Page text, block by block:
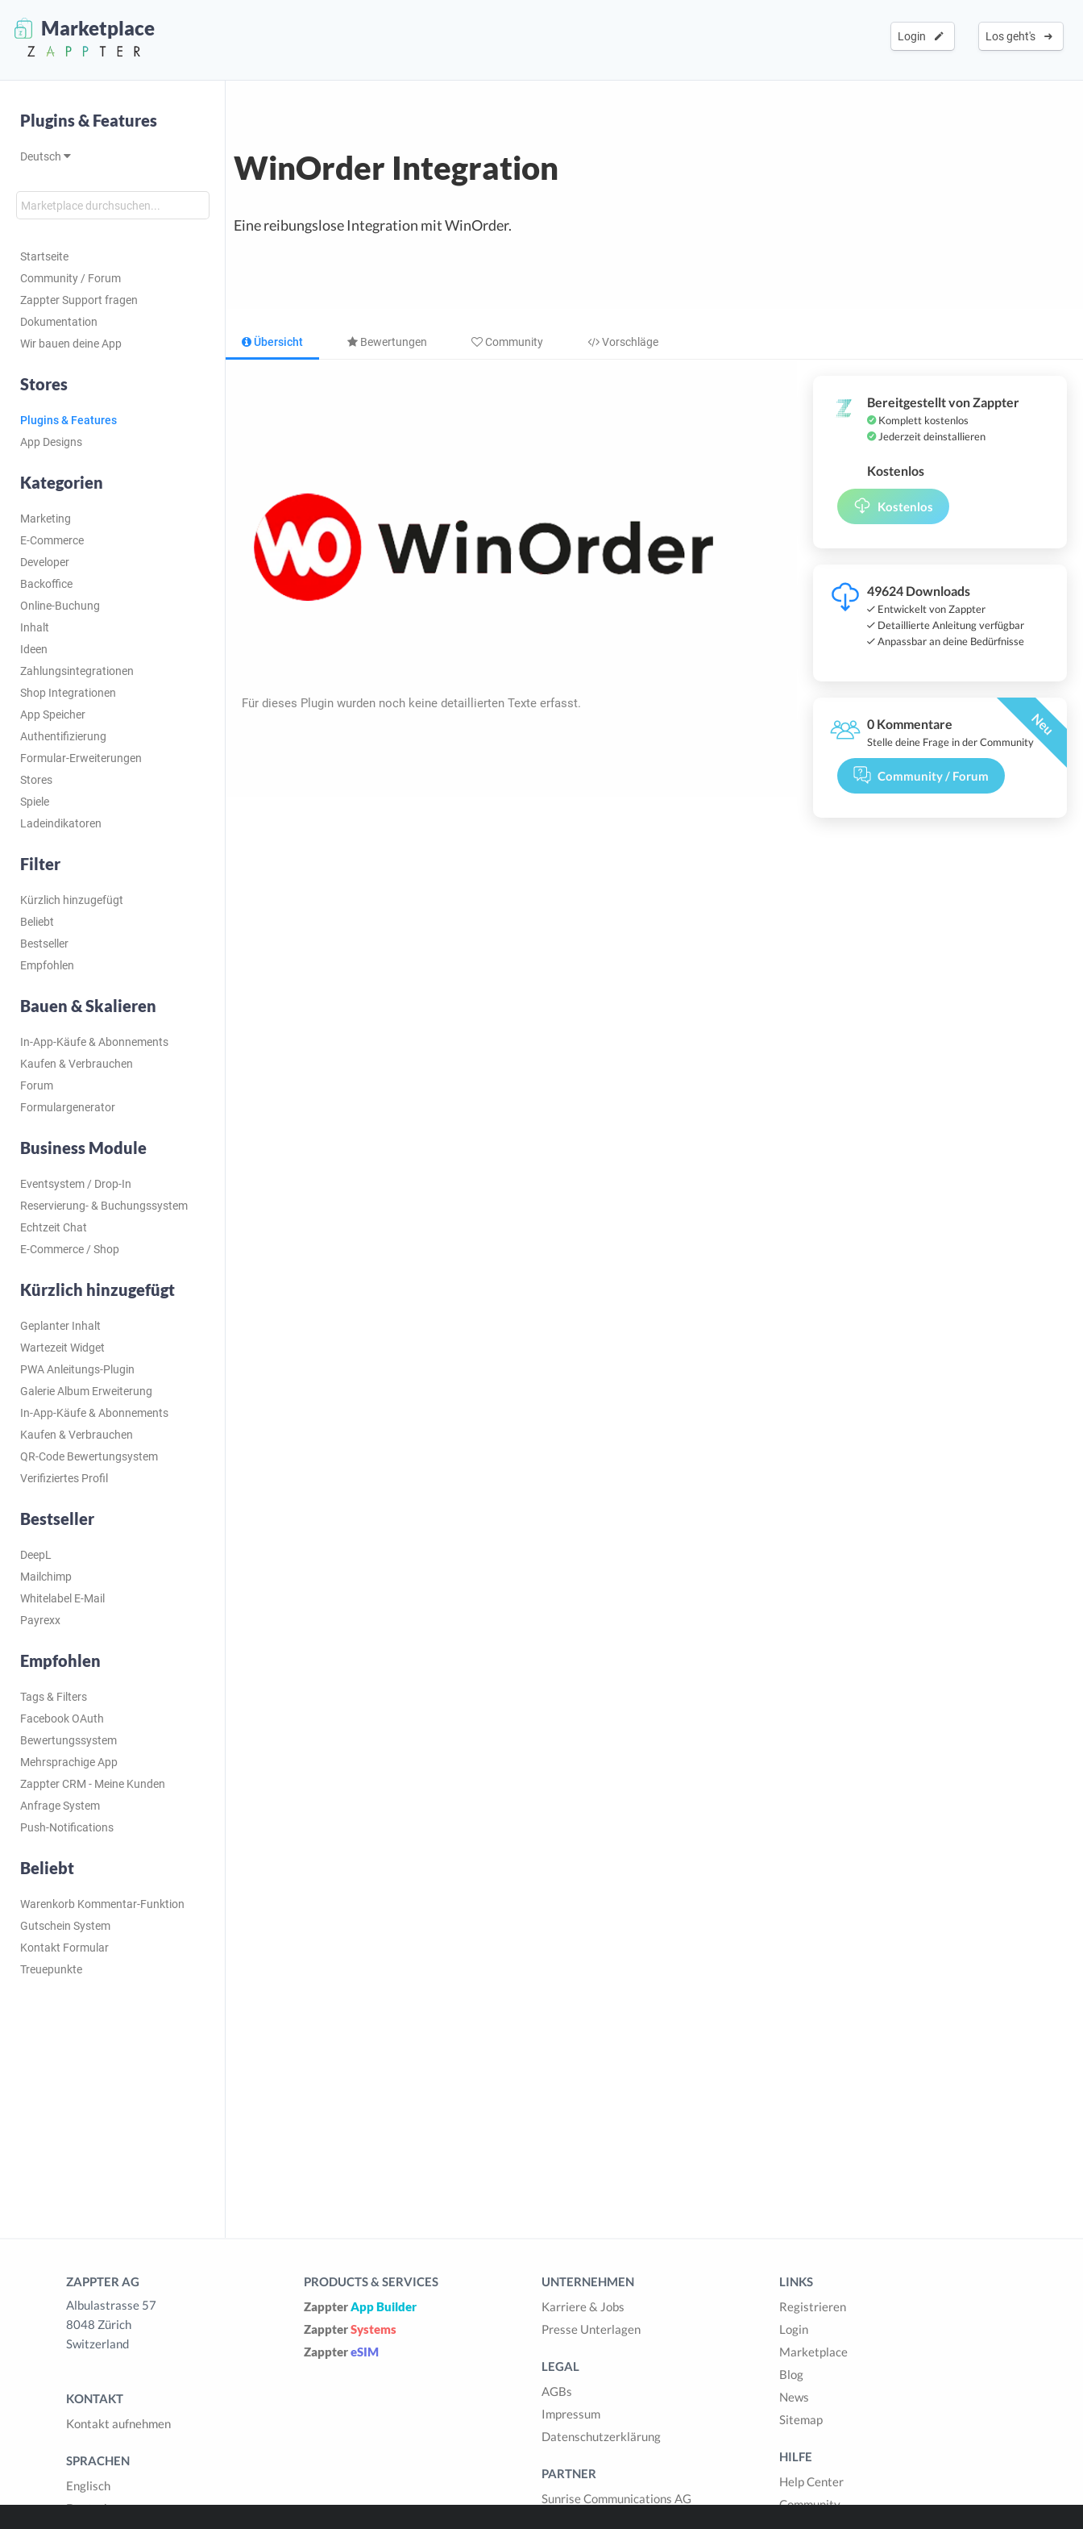
Marketplace Los geht's
Login
Plugins & Features
Deutsch
Startseite
Community / Forum
Zappter Support fragen
Dokumentation
Wir bauen deine App
Stores
Plugins & Features
App Designs
Kategorien
Marketing
E-Commerce
Developer
Backoffice
Online-Buchung
Inhalt
Ideen
Zahlungsintegrationen
Shop Integrationen
App Speicher
Authentifizierung
Formular-Erweiterungen
Stores
Spiele
Ladeindikatoren
Filter
Kürzlich hinzugefügt
Beliebt
Bestseller
Empfohlen
Bauen & Skalieren
In-App-Käufe & Abonnements
Kaufen & Verbrauchen
Forum
Formulargenerator
Business Module
Eventsystem / Drop-In
Reservierung- & Buchungssystem
Echtzeit Chat
E-Commerce / Shop
Kürzlich hinzugefügt
Geplanter Inhalt
Wartezeit Widget
PWA Anleitungs-Plugin
Galerie Album Erweiterung
In-App-Käufe & Abonnements
Kaufen & Verbrauchen
QR-Code Bewertungsystem
Verifiziertes Profil
Bestseller
DeepL
Mailchimp
Whitelabel E-Mail
Payrexx
Empfohlen
Tags & Filters
Facebook OAuth
Bewertungssystem
Mehrsprachige App
Zappter CRM - Meine Kunden
Anfrage System
Push-Notifications
Beliebt
Warenkorb Kommentar-Funktion
Gutschein System
Kontakt Formular
Treuepunkte
WinOrder Integration
Eine reibungslose Integration mit WinOrder.
Übersicht Bewertungen Community Vorschläge
Für dieses Plugin wurden noch keine detaillierten Texte erfasst.
Bereitgestellt von Zappter
Komplett kostenlos
Jederzeit deinstallieren
Kostenlos
Kostenlos
49624 Downloads
Entwickelt von Zappter
Detaillierte Anleitung verfügbar
Anpassbar an deine Bedürfnisse
0 Kommentare Neu
Stelle deine Frage in der Community
Community / Forum
ZAPPTER AG
Albulastrasse 57
8048 Zürich
Switzerland
KONTAKT
Kontakt aufnehmen
SPRACHEN
Englisch
Deutsch
PRODUCTS & SERVICES
Zappter App Builder
ZappterSystems
ZapptereSIM
UNTERNEHMEN
Karriere & Jobs
Presse Unterlagen
LEGAL
AGBs
Impressum
Datenschutzerklärung
PARTNER
Sunrise Communications AG
LINKS
Registrieren
Login
Marketplace
Blog
News
Sitemap
HILFE
Help Center
Community